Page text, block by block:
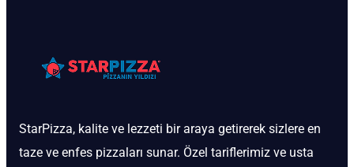
StarPizza, kalite ve lezzeti bir araya getirerek sizlere en
taze ve enfes pizzaları sunar. Özel tariflerimiz ve usta